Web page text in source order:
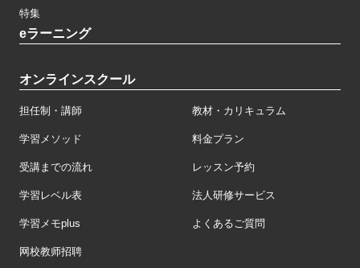
特集
eラーニング
オンラインスクール
担任制・講師 教材・カリキュラム
学習メソッド 料金プラン
受講までの流れ レッスン予約
学習レベル表 法人研修サービス
学習メモplus よくあるご質問
网校教师招聘